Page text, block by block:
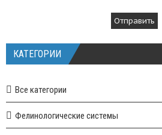
КАТЕГОРИИ
Все категории
Фелинологические системы